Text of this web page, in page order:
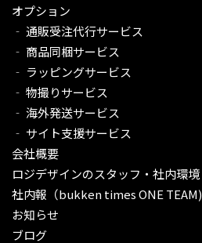
オプション
‐ 通販受注代行サービス​
‐ 商品同梱サービス
‐ ラッピングサービス
‐ 物撮りサービス
‐ 海外発送サービス
‐ サイト支援サービス
会社概要
ロジデザインのスタッフ・社内環境
社内報（bukken times ONE TEAM)
お知らせ
ブログ